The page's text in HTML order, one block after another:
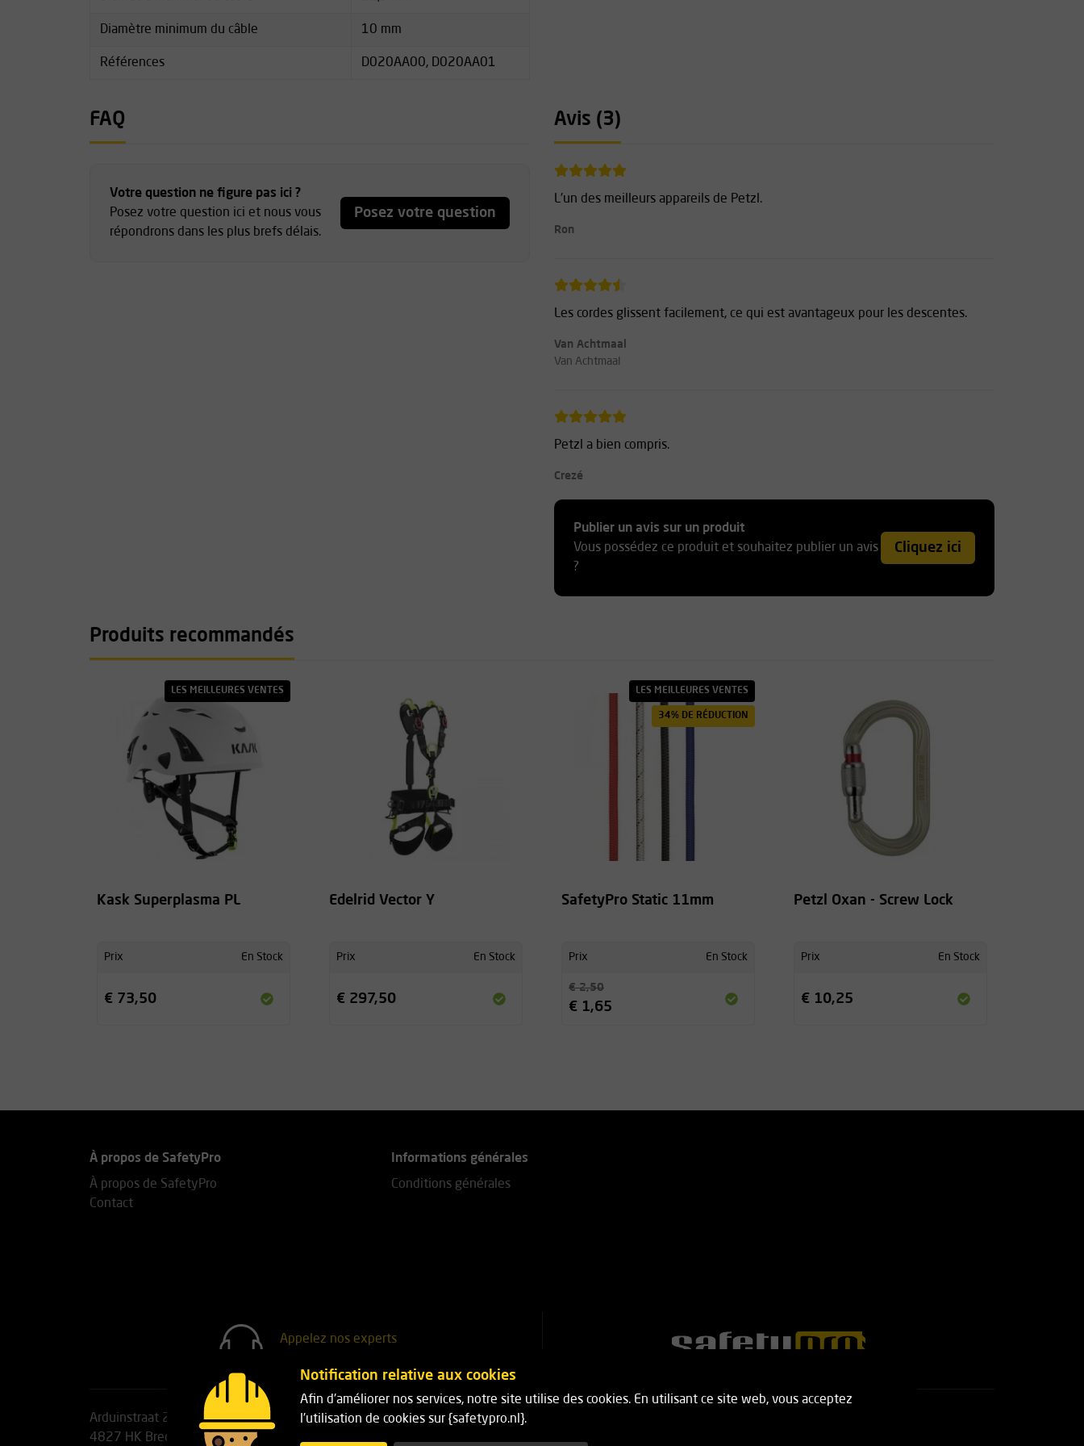
utilisateurs expérimentés uniquement).
En complément du Petzl ID-S, un bloc de freinage supplémentaire (ouvert
Vous trouverez plus d'informations sur ce produit sous la rubrique «
Téléchargements ».
Diamètre minimum du câble 10 mm
Références D020AA00, D020AA01
FAQ
Votre question ne figure pas ici ?
Posez votre question ici et nous vous
répondrons dans les plus brefs délais.
Posez votre question
Avis (3)
L'un des meilleurs appareils de Petzl.
Ron
Les cordes glissent facilement, ce qui est avantageux pour les descentes.
Van Achtmaal
Van Achtmaal
Petzl a bien compris.
Crezé
Publier un avis sur un produit
Vous possédez ce produit et souhaitez publier un avis
?
Cliquez ici
Produits recommandés
LES MEILLEURES VENTES
Kask Superplasma PL
Prix En Stock
€ 73,50
Edelrid Vector Y
Prix En Stock
€ 297,50
LES MEILLEURES VENTES
34% DE RÉDUCTION
SafetyPro Static 11mm
Prix En Stock
€ 2,50
€ 1,65
Petzl Oxan - Screw Lock
Prix En Stock
€ 10,25
À propos de SafetyPro
À propos de SafetyPro
Contact
Informations générales
Conditions générales
Appelez nos experts
Arduinstraat 20
4827 HK Breda
Téléphone: +31(0)76 751 25 18
E-mail :
info@safetypro.nl
Notification relative aux cookies
Afin d'améliorer nos services, notre site utilise des cookies. En utilisant ce site web, vous acceptez
l'utilisation de cookies sur {safetypro.nl}.